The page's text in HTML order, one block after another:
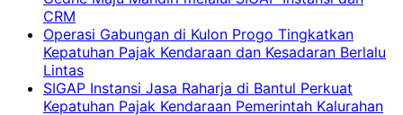
CRM
Operasi Gabungan di Kulon Progo Tingkatkan
Kepatuhan Pajak Kendaraan dan Kesadaran Berlalu
Lintas
SIGAP Instansi Jasa Raharja di Bantul Perkuat
Kepatuhan Pajak Kendaraan Pemerintah Kalurahan